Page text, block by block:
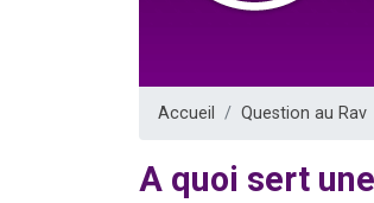
Accueil Question au Rav
A quoi sert